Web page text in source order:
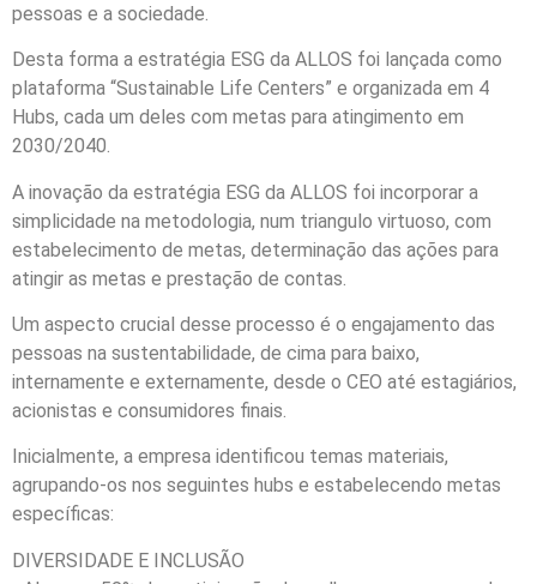
pessoas e a sociedade.
Desta forma a estratégia ESG da ALLOS foi lançada como
plataforma “Sustainable Life Centers” e organizada em 4
Hubs, cada um deles com metas para atingimento em
2030/2040.
A inovação da estratégia ESG da ALLOS foi incorporar a
simplicidade na metodologia, num triangulo virtuoso, com
estabelecimento de metas, determinação das ações para
atingir as metas e prestação de contas.
Um aspecto crucial desse processo é o engajamento das
pessoas na sustentabilidade, de cima para baixo,
internamente e externamente, desde o CEO até estagiários,
acionistas e consumidores finais.
Inicialmente, a empresa identificou temas materiais,
agrupando-os nos seguintes hubs e estabelecendo metas
específicas:
DIVERSIDADE E INCLUSÃO